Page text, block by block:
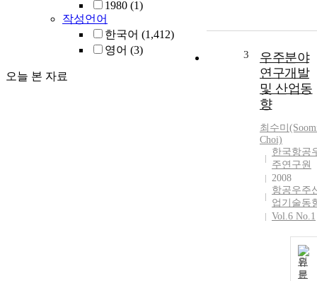
1980 (1)
작성언어
한국어 (1,412)
영어 (3)
오늘 본 자료
3
우주분야
연구개발
및 산업동
향
최수미
Choi)
한국항공
주연구원
2008
항공우주
업기술동
Vol.6 No.1
원
문